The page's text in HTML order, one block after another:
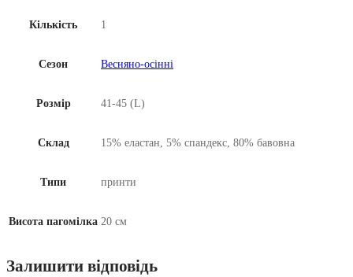
Кількість 1
Сезон Весняно-осінні
Розмір 41-45 (L)
Склад 15% еластан, 5% спандекс, 80% бавовна
Типи принти
Висота пагомілка 20 см
Залишити відповідь